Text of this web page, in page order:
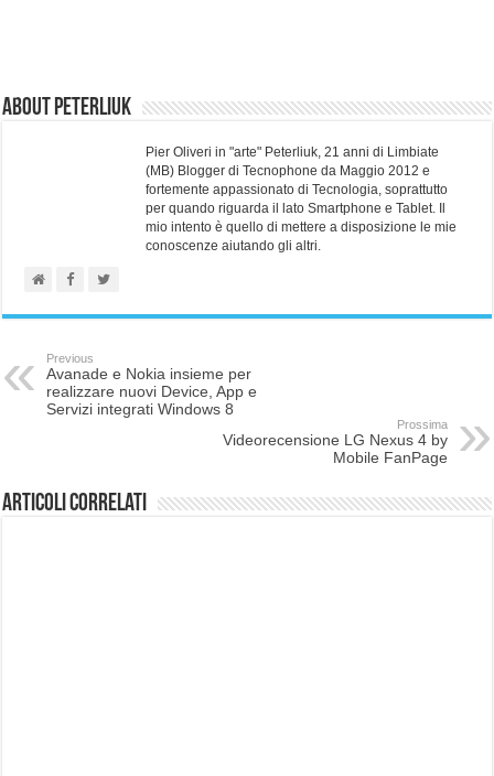
About Peterliuk
Pier Oliveri in "arte" Peterliuk, 21 anni di Limbiate
(MB) Blogger di Tecnophone da Maggio 2012 e
fortemente appassionato di Tecnologia, soprattutto
per quando riguarda il lato Smartphone e Tablet. Il
mio intento è quello di mettere a disposizione le mie
conoscenze aiutando gli altri.
Previous
Avanade e Nokia insieme per
realizzare nuovi Device, App e
Servizi integrati Windows 8
Prossima
Videorecensione LG Nexus 4 by
Mobile FanPage
Articoli correlati